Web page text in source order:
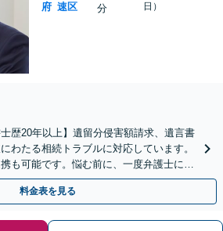
府 速区
分
日）
歴20年以上】遺留分侵害額請求、遺言書
わたる相続トラブルに対応しています。
も可能です。悩む前に、一度弁護士にご
】【夜間・休日対応】
料金表を見る